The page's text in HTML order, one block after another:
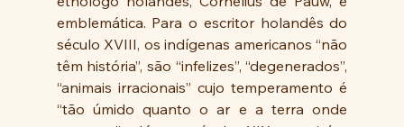
emblemática. Para o escritor holandês do
século XVIII, os indígenas americanos “não
têm história”, são “infelizes”, “degenerados”,
“animais irracionais” cujo temperamento é
“tão úmido quanto o ar e a terra onde